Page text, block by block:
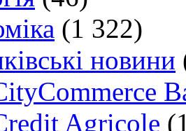
(1 322)
новини
Agricole